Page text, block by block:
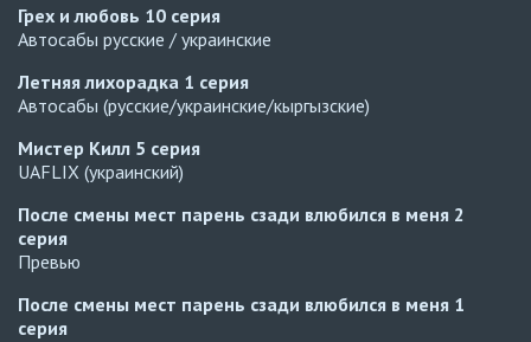
Грех и любовь 10 серия
Автосабы русские / украинские
Летняя лихорадка 1 серия
Автосабы (русские/украинские/кыргызские)
Мистер Килл 5 серия
UAFLIX (украинский)
После смены мест парень сзади влюбился в меня 2
серия
Превью
После смены мест парень сзади влюбился в меня 1
серия